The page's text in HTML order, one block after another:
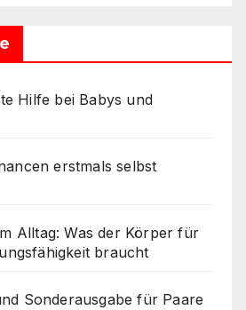
Hilfe bei Babys und
erstmals selbst
Alltag: Was der Körper für
braucht
Sonderausgabe für Paare